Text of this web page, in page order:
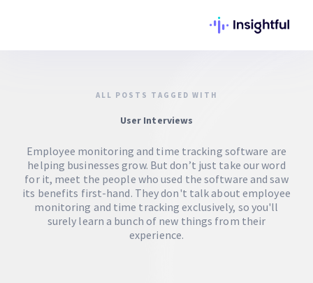
ALL POSTS TAGGED WITH
User Interviews
Employee monitoring and time tracking software are
helping businesses grow. But don’t just take our word
for it, meet the people who used the software and saw
its benefits first-hand. They don't talk about employee
monitoring and time tracking exclusively, so you'll
surely learn a bunch of new things from their
experience.